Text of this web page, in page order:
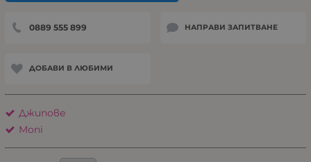
0889 555 899 НАПРАВИ ЗАПИТВАНЕ
ДОБАВИ В ЛЮБИМИ
Джипове
Moni